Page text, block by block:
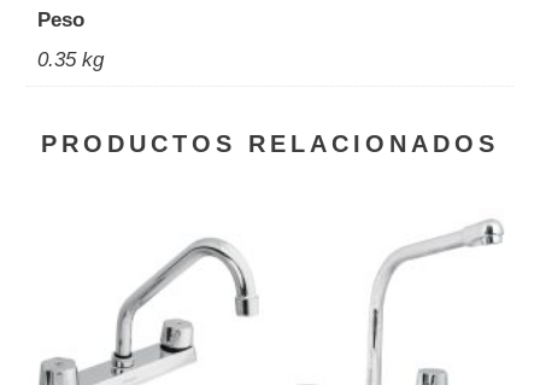
pzas
cantidad
Peso
0.35 kg
PRODUCTOS RELACIONADOS